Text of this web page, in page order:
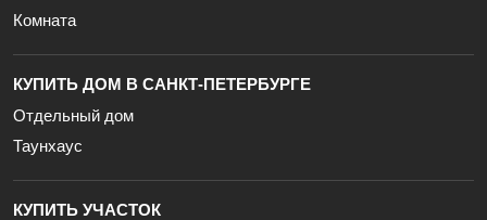
Комната
КУПИТЬ ДОМ В САНКТ-ПЕТЕРБУРГЕ
Отдельный дом
Таунхаус
КУПИТЬ УЧАСТОК